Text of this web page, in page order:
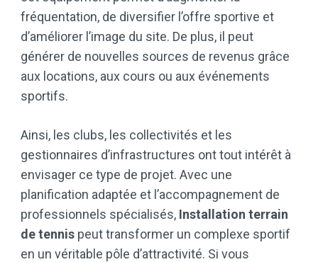
fréquentation, de diversifier l’offre sportive et
d’améliorer l’image du site. De plus, il peut
générer de nouvelles sources de revenus grâce
aux locations, aux cours ou aux événements
sportifs.
Ainsi, les clubs, les collectivités et les
gestionnaires d’infrastructures ont tout intérêt à
envisager ce type de projet. Avec une
planification adaptée et l’accompagnement de
professionnels spécialisés, Installation terrain
de tennis peut transformer un complexe sportif
en un véritable pôle d’attractivité. Si vous